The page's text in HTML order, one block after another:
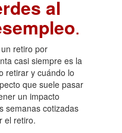
al
.
retiro por
casi siempre es la
retirar y cuándo lo
que suele pasar
un impacto
semanas cotizadas
el retiro.